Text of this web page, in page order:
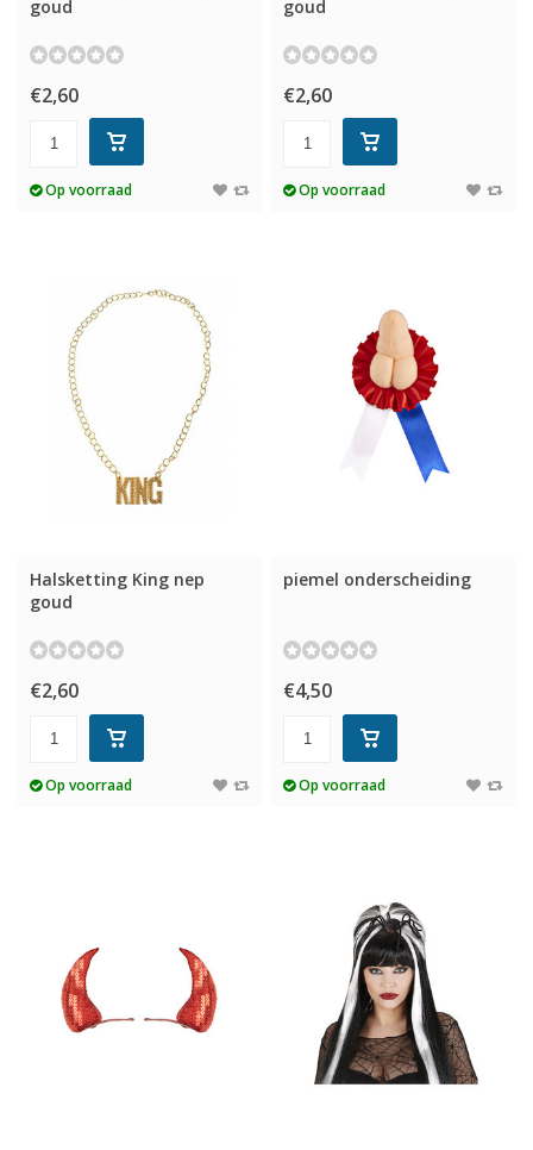
goud
€2,60
Op voorraad
goud
€2,60
Op voorraad
Halsketting King nep
goud
€2,60
Op voorraad
piemel onderscheiding
€4,50
Op voorraad